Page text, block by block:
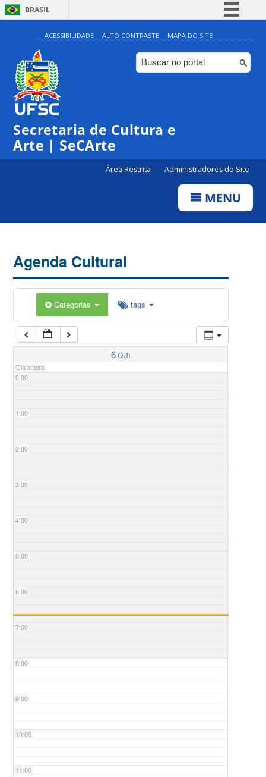
BRASIL
Simplifique!
Comunica BR
Participe
ACESSIBILIDADE ALTO CONTRASTE MAPA DO SITE
Secretaria de Cultura e
Arte | SeCArte
Área Restrita Administradores do Site
MENU
Agenda Cultural
Categorias tags
6QUI
Dia inteiro
0:00
1:00
2:00
3:00
4:00
5:00
6:00
7:00
8:00
9:00
10:00
11:00